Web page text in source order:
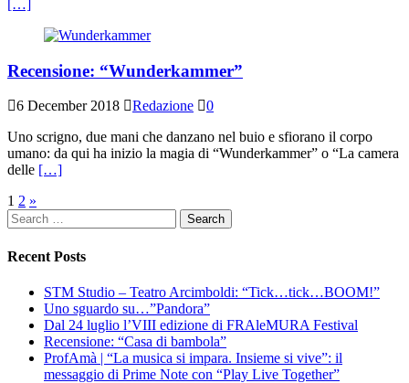
[…]
Recensione: “Wunderkammer”
6 December 2018 Redazione
0
Uno scrigno, due mani che danzano nel buio e sfiorano il corpo
umano: da qui ha inizio la magia di “Wunderkammer” o “La camera
delle […]
Posts
navigation
1 2 »
Search
for:
Recent Posts
STM Studio – Teatro Arcimboldi: “Tick…tick…BOOM!”
Uno sguardo su…”Pandora”
Dal 24 luglio l’VIII edizione di FRAleMURA Festival
Recensione: “Casa di bambola”
ProfAmà | “La musica si impara. Insieme si vive”: il
messaggio di Prime Note con “Play Live Together”